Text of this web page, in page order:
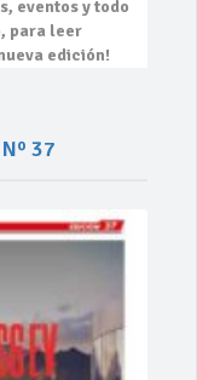
eventosy todo
para leer
edición!
37